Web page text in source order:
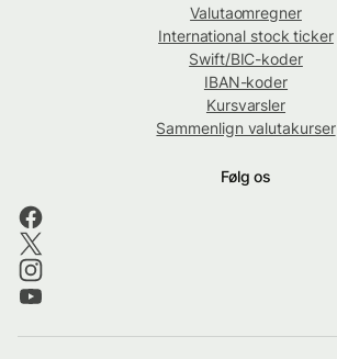
Valutaomregner
International stock ticker
Swift/BIC-koder
IBAN-koder
Kursvarsler
Sammenlign valutakurser
Følg os